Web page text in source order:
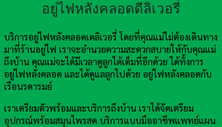
อยู่ไฟหลังคลอดดีลิเวอรี่
บริการอยู่ไฟหลังคลอดเดลิเวอรี่ โดยที่คุณแม่ไม่ต้องเดินทาง
มาที่ร้านอยู่ไฟ เราจะอำนวยความสะดวกสบายให้กับคุณแม่
ถึงบ้าน คุณแม่จะได้มีเวลาดูลูกได้เต็มที่อีกด้วย ได้ทั้งการ
อยู่ไฟหลังคลอด และได้ดูแลลูกไปด้วย อยู่ไฟหลังคลอดกับ
เรือนรดารมย์
เราเตรียมตัวพร้อมและบริการถึงบ้าน เราได้จัดเตรียม
อุปกรณ์พร้อมสมุนไพรสด บริการแบบมืออาชีพแพทย์แผน